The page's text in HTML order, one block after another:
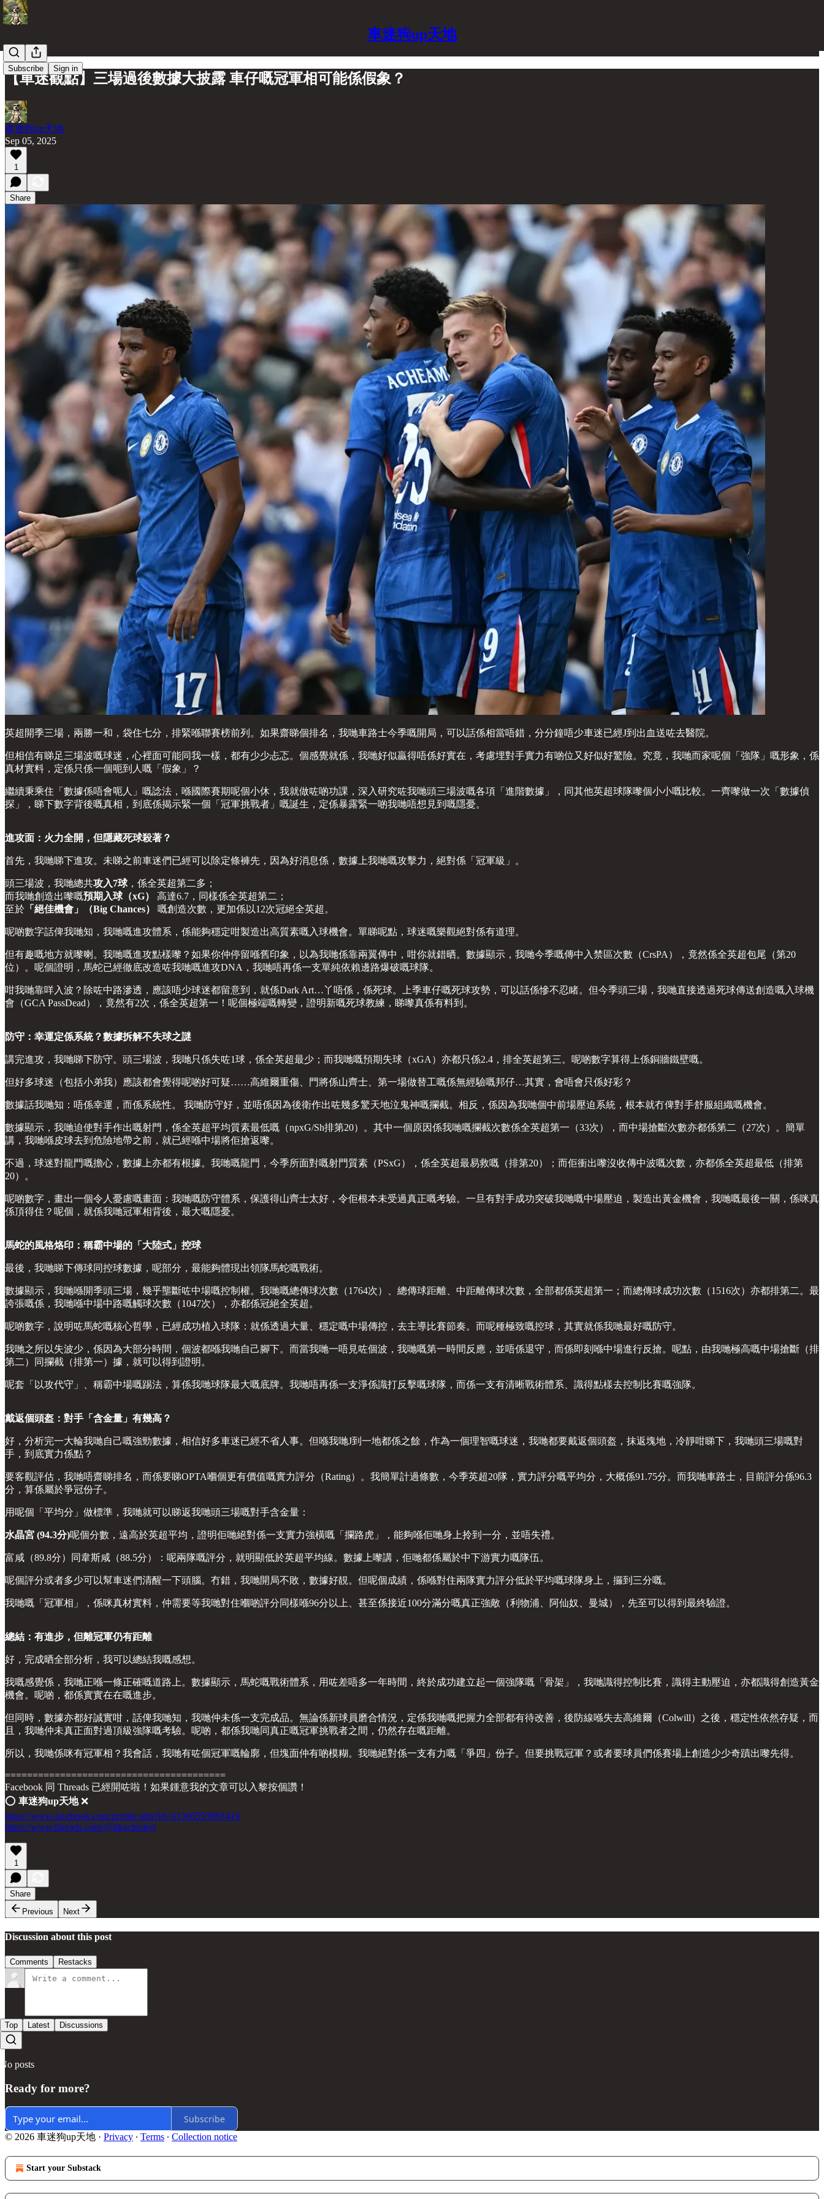
車迷狗up天地
Subscribe Sign in
【車迷觀點】三場過後數據大披露 車仔嘅冠軍相可能係假象？
車迷狗up天地
Sep 05, 2025
1
Share
英超開季三場，兩勝一和，袋住七分，排緊喺聯賽榜前列。如果齋睇個排名，我哋車路士今季嘅開局，可以話係相當唔錯，分分鐘唔少車迷已經J到出血送咗去醫院。
但相信有睇足三場波嘅球迷，心裡面可能同我一樣，都有少少忐忑。個感覺就係，我哋好似贏得唔係好實在，考慮埋對手實力有啲位又好似好驚險。究竟，我哋而家呢個「強隊」嘅形象，係
真材實料，定係只係一個呃到人嘅「假象」？
繼續秉乘住「數據係唔會呃人」嘅諗法，喺國際賽期呢個小休，我就做咗啲功課，深入研究咗我哋頭三場波嘅各項「進階數據」，同其他英超球隊嚟個小小嘅比較。一齊嚟做一次「數據偵
探」，睇下數字背後嘅真相，到底係揭示緊一個「冠軍挑戰者」嘅誕生，定係暴露緊一啲我哋唔想見到嘅隱憂。
進攻面：火力全開，但隱藏死球殺著？
首先，我哋睇下進攻。未睇之前車迷們已經可以除定條褲先，因為好消息係，數據上我哋嘅攻擊力，絕對係「冠軍級」。
頭三場波，我哋總共攻入7球，係全英超第二多；
而我哋創造出嚟嘅預期入球（xG）
高達6.7，同樣係全英超第二；
至於 「絕佳機會」（Big Chances） 嘅創造次數，更加係以12次冠絕全英超。
呢啲數字話俾我哋知，我哋嘅進攻體系，係能夠穩定咁製造出高質素嘅入球機會。單睇呢點，球迷嘅樂觀絕對係有道理。
但有趣嘅地方就嚟喇。我哋嘅進攻點樣嚟？如果你仲停留喺舊印象，以為我哋係靠兩翼傳中，咁你就錯晒。數據顯示，我哋今季嘅傳中入禁區次數（CrsPA），竟然係全英超包尾（第20
位）。呢個證明，馬蛇已經徹底改造咗我哋嘅進攻DNA，我哋唔再係一支單純依賴邊路爆破嘅球隊。
咁我哋靠咩入波？除咗中路滲透，應該唔少球迷都留意到，就係Dark Art…丫唔係，係死球。上季車仔嘅死球攻勢，可以話係慘不忍睹。但今季頭三場，我哋直接透過死球傳送創造嘅入球機
會（GCA PassDead），竟然有2次，係全英超第一！呢個極端嘅轉變，證明新嘅死球教練，睇嚟真係有料到。
防守：幸運定係系統？數據拆解不失球之謎
講完進攻，我哋睇下防守。頭三場波，我哋只係失咗1球，係全英超最少；而我哋嘅預期失球（xGA）亦都只係2.4，排全英超第三。呢啲數字算得上係銅牆鐵壁嘅。
但好多球迷（包括小弟我）應該都會覺得呢啲好可疑……高維爾重傷、門將係山齊士、第一場做替工嘅係無經驗嘅邦仔…其實，會唔會只係好彩？
數據話我哋知：唔係幸運，而係系統性。 我哋防守好，並唔係因為後衛作出咗幾多驚天地泣鬼神嘅攔截。相反，係因為我哋個中前場壓迫系統，根本就冇俾對手舒服組織嘅機會。
數據顯示，我哋迫使對手作出嘅射門，係全英超平均質素最低嘅（npxG/Sh排第20）。其中一個原因係我哋嘅攔截次數係全英超第一（33次），而中場搶斷次數亦都係第二（27次）。簡單
講，我哋喺皮球去到危險地帶之前，就已經喺中場將佢搶返嚟。
不過，球迷對龍門嘅擔心，數據上亦都有根據。我哋嘅龍門，今季所面對嘅射門質素（PSxG），係全英超最易救嘅（排第20）；而佢衝出嚟沒收傳中波嘅次數，亦都係全英超最低（排第
20）。
呢啲數字，畫出一個令人憂慮嘅畫面：我哋嘅防守體系，保護得山齊士太好，令佢根本未受過真正嘅考驗。一旦有對手成功突破我哋嘅中場壓迫，製造出黃金機會，我哋嘅最後一關，係咪真
係頂得住？呢個，就係我哋冠軍相背後，最大嘅隱憂。
馬蛇的風格烙印：稱霸中場的「大陸式」控球
最後，我哋睇下傳球同控球數據，呢部分，最能夠體現出領隊馬蛇嘅戰術。
數據顯示，我哋喺開季頭三場，幾乎壟斷咗中場嘅控制權。我哋嘅總傳球次數（1764次）、總傳球距離、中距離傳球次數，全部都係英超第一；而總傳球成功次數（1516次）亦都排第二。最
誇張嘅係，我哋喺中場中路嘅觸球次數（1047次），亦都係冠絕全英超。
呢啲數字，說明咗馬蛇嘅核心哲學，已經成功植入球隊：就係透過大量、穩定嘅中場傳控，去主導比賽節奏。而呢種極致嘅控球，其實就係我哋最好嘅防守。
我哋之所以失波少，係因為大部分時間，個波都喺我哋自己腳下。而當我哋一唔見咗個波，我哋嘅第一時間反應，並唔係退守，而係即刻喺中場進行反搶。呢點，由我哋極高嘅中場搶斷（排
第二）同攔截（排第一）據，就可以得到證明。
呢套「以攻代守」、稱霸中場嘅踢法，算係我哋球隊最大嘅底牌。我哋唔再係一支淨係識打反擊嘅球隊，而係一支有清晰戰術體系、識得點樣去控制比賽嘅強隊。
戴返個頭盔：對手「含金量」有幾高？
好，分析完一大輪我哋自己嘅強勁數據，相信好多車迷已經不省人事。但喺我哋J到一地都係之餘，作為一個理智嘅球迷，我哋都要戴返個頭盔，抹返塊地，冷靜咁睇下，我哋頭三場嘅對
手，到底實力係點？
要客觀評估，我哋唔齋睇排名，而係要睇OPTA嗰個更有價值嘅實力評分（Rating）。我簡單計過條數，今季英超20隊，實力評分嘅平均分，大概係91.75分。而我哋車路士，目前評分係96.3
分，算係屬於爭冠份子。
用呢個「平均分」做標準，我哋就可以睇返我哋頭三場嘅對手含金量：
水晶宮 (94.3分)呢個分數，遠高於英超平均，證明佢哋絕對係一支實力強橫嘅「攔路虎」，能夠喺佢哋身上拎到一分，並唔失禮。
富咸（89.8分）同韋斯咸（88.5分）：呢兩隊嘅評分，就明顯低於英超平均線。數據上嚟講，佢哋都係屬於中下游實力嘅隊伍。
呢個評分或者多少可以幫車迷們清醒一下頭腦。冇錯，我哋開局不敗，數據好靚。但呢個成績，係喺對住兩隊實力評分低於平均嘅球隊身上，攞到三分嘅。
我哋嘅「冠軍相」，係咪真材實料，仲需要等我哋對住嗰啲評分同樣喺96分以上、甚至係接近100分滿分嘅真正強敵（利物浦、阿仙奴、曼城），先至可以得到最終驗證。
總結：有進步，但離冠軍仍有距離
好，完成晒全部分析，我可以總結我嘅感想。
我嘅感覺係，我哋正喺一條正確嘅道路上。數據顯示，馬蛇嘅戰術體系，用咗差唔多一年時間，終於成功建立起一個強隊嘅「骨架」，我哋識得控制比賽，識得主動壓迫，亦都識得創造黃金
機會。呢啲，都係實實在在嘅進步。
但同時，數據亦都好誠實咁，話俾我哋知，我哋仲未係一支完成品。無論係新球員磨合情況，定係我哋嘅把握力全部都有待改善，後防線喺失去高維爾（Colwill）之後，穩定性依然存疑，而
且，我哋仲未真正面對過頂級強隊嘅考驗。呢啲，都係我哋同真正嘅冠軍挑戰者之間，仍然存在嘅距離。
所以，我哋係咪有冠軍相？我會話，我哋有咗個冠軍嘅輪廓，但塊面仲有啲模糊。我哋絕對係一支有力嘅「爭四」份子。但要挑戰冠軍？或者要球員們係賽場上創造少少奇蹟出嚟先得。
========================================
Facebook 同 Threads 已經開咗啦！如果鍾意我的文章可以入黎按個讚！
⭕️ 車迷狗up天地❌
https://www.facebook.com/profile.php?id=61566593983419
https://www.threads.com/@hkgchedog
1
Share
Previous
Next
Discussion about this post
Comments Restacks
Top Latest Discussions
No posts
Ready for more?
Subscribe
© 2026 車迷狗up天地 · Privacy ∙ Terms ∙ Collection notice
Start your Substack